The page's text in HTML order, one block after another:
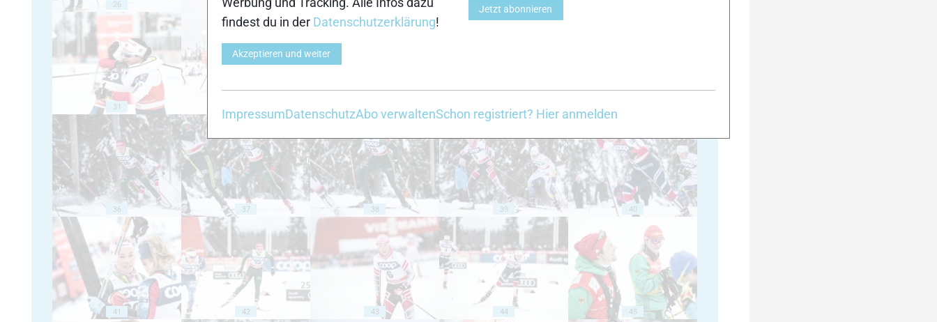
26 27 28 29
31
36 37 38 39 40
41 42 43 44 45
findest du in der Datenschutzerklärung!
Akzeptieren und weiter
Jetzt abonnieren
ImpressumDatenschutzAbo verwaltenSchon registriert? Hier anmelden